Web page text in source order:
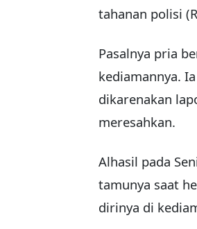
tahanan polisi
Pasalnya pria
kediamannya.
dikarenakan
meresahkan.
Alhasil pada
tamunya saat
dirinya di